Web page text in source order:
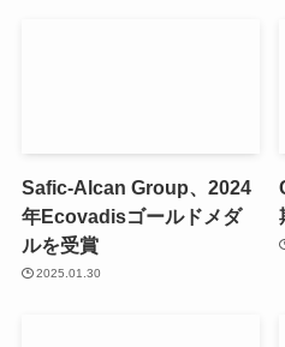
Safic-Alcan Group、2024
年Ecovadisゴールドメダ
ルを受賞
2025.01.30